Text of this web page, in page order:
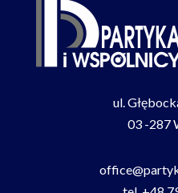
ul.
03 -287